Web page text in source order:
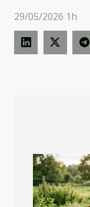
29/05/2026 1h